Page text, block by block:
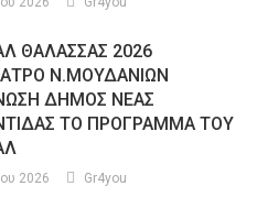
ΘΑΛΑΣΣΑΣ 2026
Ν.ΜΟΥΔΑΝΙΩΝ
ΔΗΜΟΣ ΝΕΑΣ
ΤΟ ΠΡΟΓΡΑΜΜΑ ΤΟΥ
2026 Gr4you